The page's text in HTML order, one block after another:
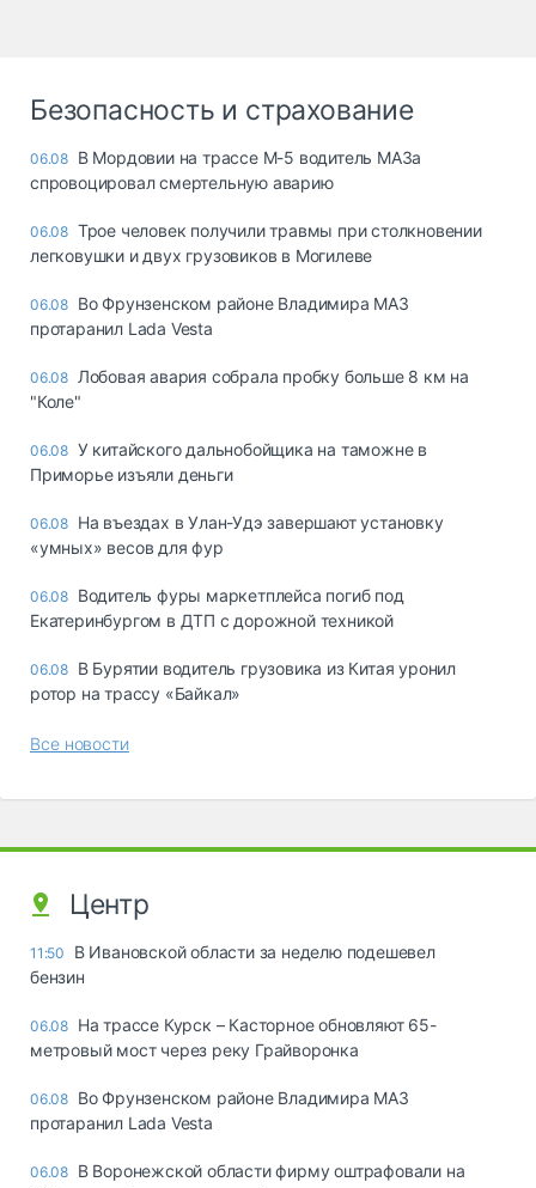
Безопасность и страхование
06.08 В Мордовии на трассе М-5 водитель МАЗа
спровоцировал смертельную аварию
06.08 Трое человек получили травмы при столкновении
легковушки и двух грузовиков в Могилеве
06.08 Во Фрунзенском районе Владимира МАЗ
протаранил Lada Vesta
06.08 Лобовая авария собрала пробку больше 8 км на
"Коле"
06.08 У китайского дальнобойщика на таможне в
Приморье изъяли деньги
06.08 Ha въeздax в Улaн-Удэ зaвepшaют ycтaнoвкy
«yмныx» вecoв для фyp
06.08 Водитель фуры маркетплейса погиб под
Екатеринбургом в ДТП с дорожной техникой
06.08 В Бурятии водитель грузовика из Китая уронил
ротор на трассу «Байкал»
Все новости
Центр
11:50
В Ивановской области за неделю подешевел
бензин
06.08 На трассе Курск – Касторное обновляют 65-
метровый мост через реку Грайворонка
06.08 Во Фрунзенском районе Владимира МАЗ
протаранил Lada Vesta
06.08 В Воронежской области фирму оштрафовали на